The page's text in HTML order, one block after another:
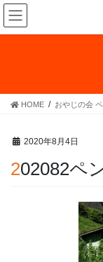
コ
ン
テ
ス
ナ
ビ
ゲ
ン
HOME おやじの会
2020年8月4日
202082ペ